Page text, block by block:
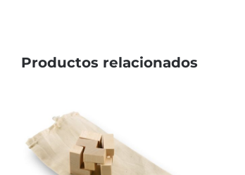
Productos relacionados